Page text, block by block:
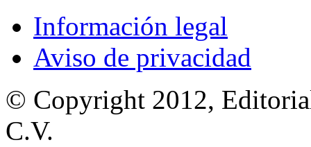
Información legal
Aviso de privacidad
© Copyright 2012,
C.V.